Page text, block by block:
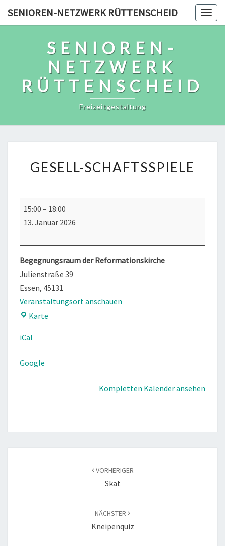
SENIOREN-NETZWERK RÜTTENSCHEID
SENIOREN-
NETZWERK
RÜTTENSCHEID
Freizeitgestaltung
SCHAFTSSPIELE
GESELL-SCHAFTSSPIELE
Gesell-
schaftsspiele
15:00 – 18:00
13. Januar 2026
Begegnungsraum der Reformationskirche
Julienstraße 39
Essen, 45131
Veranstaltungsort anschauen
Karte
iCal
Google
Kompletten Kalender ansehen
VORHERIGER
Skat
NÄCHSTER
Kneipenquiz